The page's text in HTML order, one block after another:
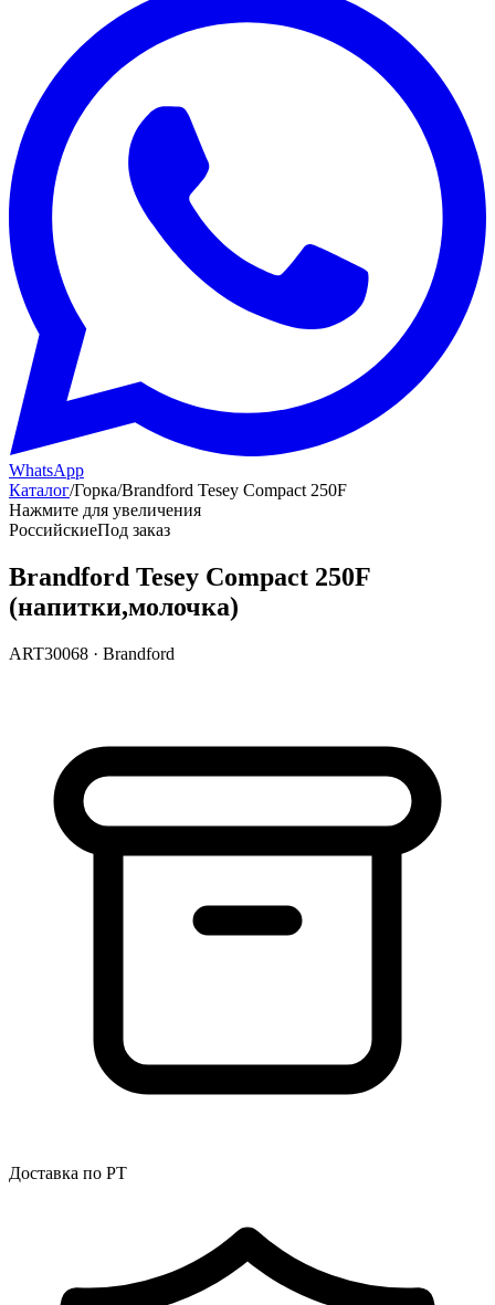
WhatsApp
Каталог/Горка/Brandford Tesey Compact 250F
Нажмите для увеличения
РоссийскиеПод заказ
Brandford Tesey Compact 250F
(напитки,молочка)
ART30068 · Brandford
Доставка по РТ